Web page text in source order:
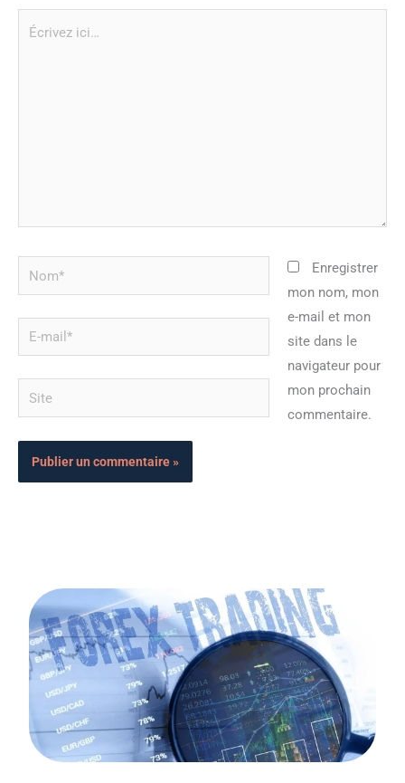
Nom*
mail*
Site
Enregistrer
mon nom, mon
e-mail et mon
site dans le
navigateur pour
mon prochain
commentaire.